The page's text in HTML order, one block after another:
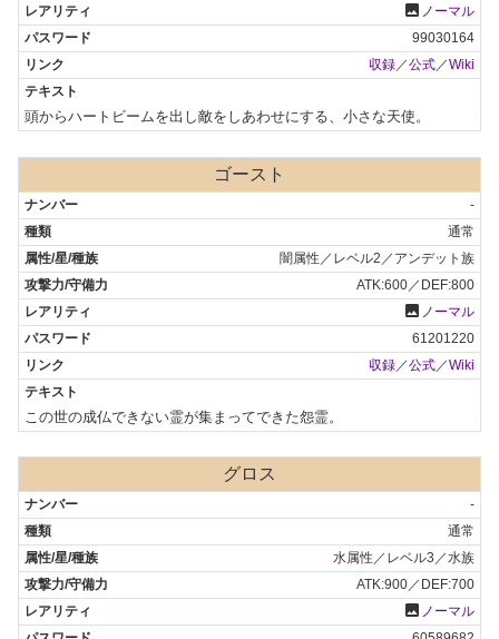
photo ノーマル
99030164
収録／公式／Wiki
頭からハートビームを出し敵をしあわせにする、小さな天使。
ゴースト
-
通常
闇属性／レベル2／アンデット族
ATK:600／DEF:800
photo ノーマル
61201220
収録 ／公式 ／Wiki
この世の成仏できない霊が集まってできた怨霊。
グロス
-
通常
水属性／レベル3／水族
ATK:900／DEF:700
photo ノーマル